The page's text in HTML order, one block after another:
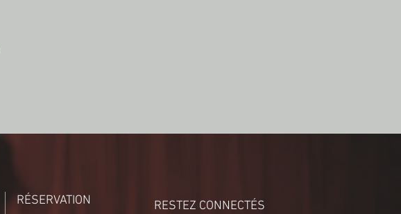
RÉSERVATION RESTEZ CONNECTÉS